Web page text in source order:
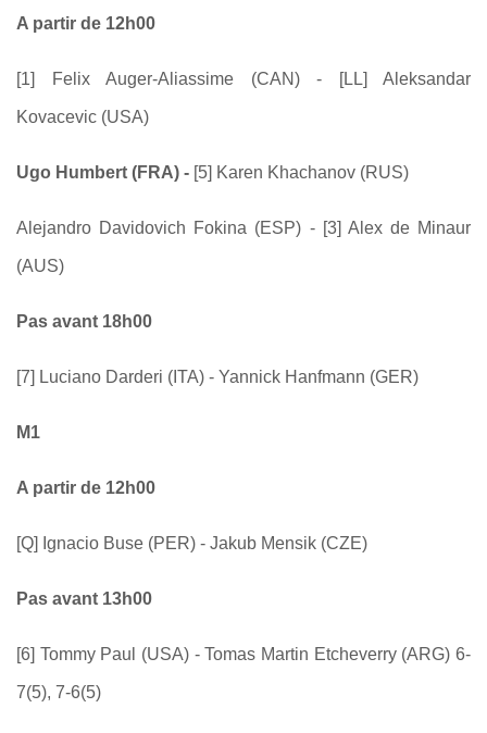
A partir de 12h00
[1] Felix Auger-Aliassime (CAN) - [LL] Aleksandar
Kovacevic (USA)
Ugo Humbert (FRA) - [5] Karen Khachanov (RUS)
Alejandro Davidovich Fokina (ESP) - [3] Alex de Minaur
(AUS)
Pas avant 18h00
[7] Luciano Darderi (ITA) - Yannick Hanfmann (GER)
M1
A partir de 12h00
[Q] Ignacio Buse (PER) - Jakub Mensik (CZE)
Pas avant 13h00
[6] Tommy Paul (USA) - Tomas Martin Etcheverry (ARG) 6-
7(5), 7-6(5)